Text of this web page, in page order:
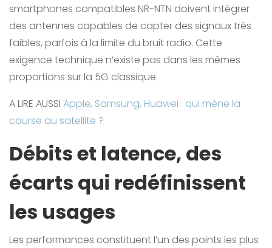
smartphones compatibles NR-NTN doivent intégrer
des antennes capables de capter des signaux très
faibles, parfois à la limite du bruit radio. Cette
exigence technique n’existe pas dans les mêmes
proportions sur la 5G classique.
A LIRE AUSSI Apple, Samsung, Huawei : qui mène la
course au satellite ?
Débits et latence, des
écarts qui redéfinissent
les usages
Les performances constituent l’un des points les plus